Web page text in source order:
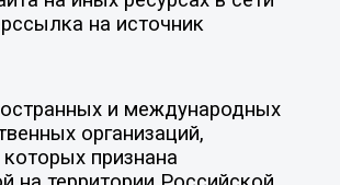
на источник
и международных
организаций,
признана